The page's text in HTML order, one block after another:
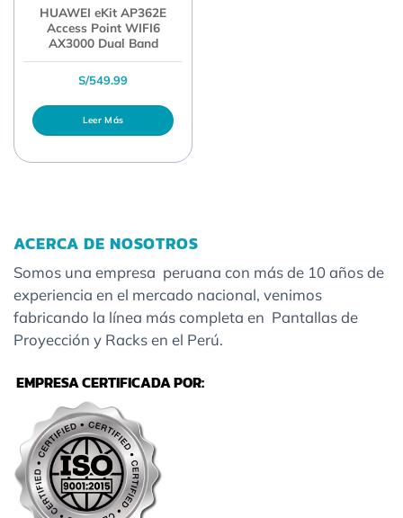
HUAWEI eKit AP362E
Access Point WIFI6
AX3000 Dual Band
S/549.99
Leer Más
ACERCA DE NOSOTROS
Somos una empresa peruana con más de 10 años de
experiencia en el mercado nacional, venimos
fabricando la línea más completa en Pantallas de
Proyección y Racks en el Perú.
EMPRESA CERTIFICADA POR: